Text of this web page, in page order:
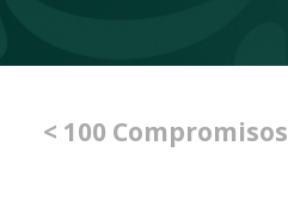
< 100 Compromisos